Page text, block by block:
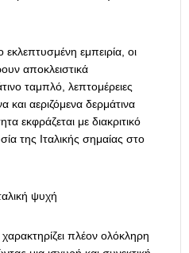
εμπειρία, οι
αποκλειστικά
ταμπλό, λεπτομέρειες
και αεριζόμενα δερμάτινα
εκφράζεται με διακριτικό
της Ιταλικής σημαίας στο
ψυχή
πλέον ολόκληρη